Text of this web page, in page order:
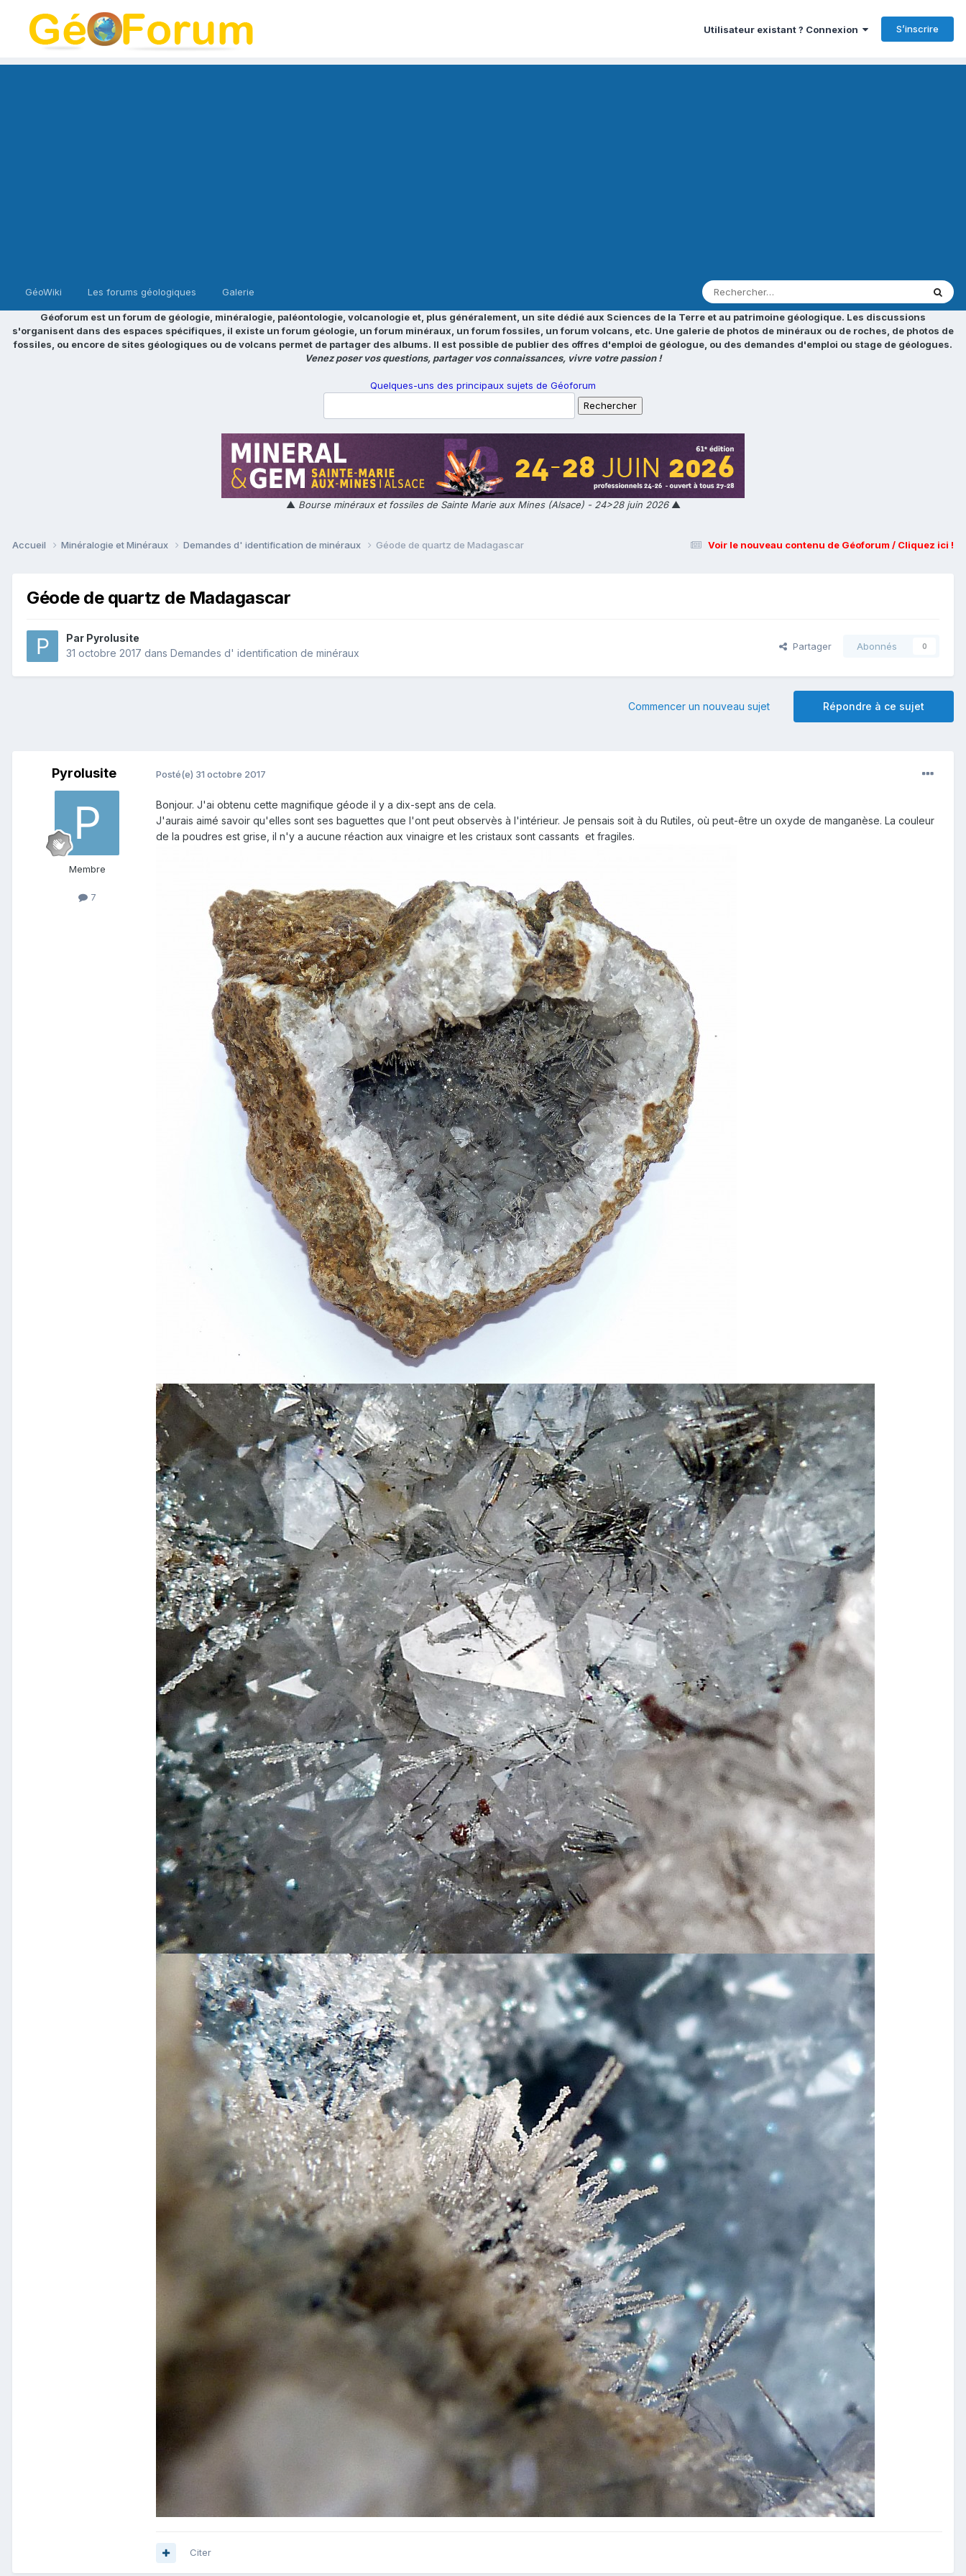
Utilisateur existant ? Connexion S’inscrire
GéoWiki Les forums géologiques Galerie
Géoforum est un forum de géologie, minéralogie, paléontologie, volcanologie et, plus généralement, un site dédié aux Sciences de la Terre et au patrimoine géologique. Les discussions
s'organisent dans des espaces spécifiques, il existe un forum géologie, un forum minéraux, un forum fossiles, un forum volcans, etc. Une galerie de photos de minéraux ou de roches, de photos de
fossiles, ou encore de sites géologiques ou de volcans permet de partager des albums. Il est possible de publier des offres d'emploi de géologue, ou des demandes d'emploi ou stage de géologues.
Venez poser vos questions, partager vos connaissances, vivre votre passion !
Quelques-uns des principaux sujets de Géoforum
▲ Bourse minéraux et fossiles de Sainte Marie aux Mines (Alsace) - 24>28 juin 2026▲
Voir le nouveau contenu de Géoforum / Cliquez ici !
Accueil Minéralogie et Minéraux Demandes d' identification de minéraux Géode de quartz de Madagascar
Géode de quartz de Madagascar
Par Pyrolusite
31 octobre 2017 dans Demandes d' identification de minéraux
Partager Abonnés 0
Répondre à ce sujet
Commencer un nouveau sujet
Pyrolusite
Membre
7
Posté(e) 31 octobre 2017
Bonjour. J'ai obtenu cette magnifique géode il y a dix-sept ans de cela.
J'aurais aimé savoir qu'elles sont ses baguettes que l'ont peut observès à l'intérieur. Je pensais soit à du Rutiles, où peut-être un oxyde de manganèse. La couleur
de la poudres est grise, il n'y a aucune réaction aux vinaigre et les cristaux sont cassants et fragiles.
Citer